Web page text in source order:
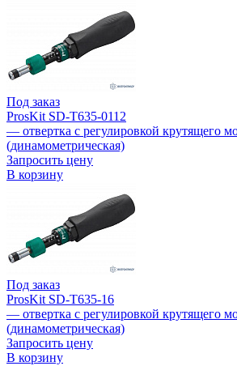
Под заказ
ProsKit SD-T635-0112
— отвертка с регулировкой крутящего
(динамометрическая)
Запросить цену
В корзину
Под заказ
ProsKit SD-T635-16
— отвертка с регулировкой крутящего
(динамометрическая)
Запросить цену
В корзину